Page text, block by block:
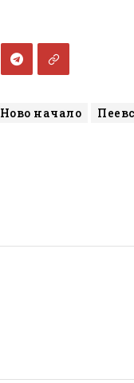
Ново начало